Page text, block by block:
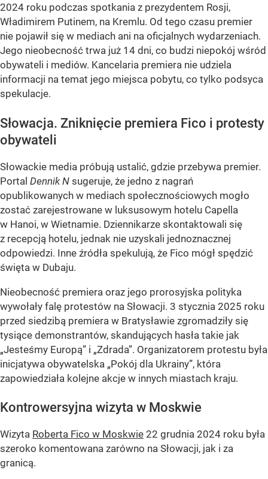
2024 roku podczas spotkania z prezydentem Rosji,
Władimirem Putinem, na Kremlu. Od tego czasu premier
nie pojawił się w mediach ani na oficjalnych wydarzeniach.
Jego nieobecność trwa już 14 dni, co budzi niepokój wśród
obywateli i mediów. Kancelaria premiera nie udziela
informacji na temat jego miejsca pobytu, co tylko podsyca
spekulacje.
Słowacja. Zniknięcie premiera Fico i protesty
obywateli
Słowackie media próbują ustalić, gdzie przebywa premier.
Portal Dennik N sugeruje, że jedno z nagrań
opublikowanych w mediach społecznościowych mogło
zostać zarejestrowane w luksusowym hotelu Capella
w Hanoi, w Wietnamie. Dziennikarze skontaktowali się
z recepcją hotelu, jednak nie uzyskali jednoznacznej
odpowiedzi. Inne źródła spekulują, że Fico mógł spędzić
święta w Dubaju.
Nieobecność premiera oraz jego prorosyjska polityka
wywołały falę protestów na Słowacji. 3 stycznia 2025 roku
przed siedzibą premiera w Bratysławie zgromadziły się
tysiące demonstrantów, skandujących hasła takie jak
„Jesteśmy Europą” i „Zdrada”. Organizatorem protestu była
inicjatywa obywatelska „Pokój dla Ukrainy”, która
zapowiedziała kolejne akcje w innych miastach kraju.
Kontrowersyjna wizyta w Moskwie
Wizyta Roberta Fico w Moskwie 22 grudnia 2024 roku była
szeroko komentowana zarówno na Słowacji, jak i za
granicą.